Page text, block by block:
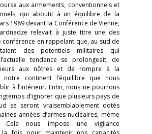
aux armements, conventionnels et
qui aboutit à un équilibre de la
1989 devant la Conférence de Vienne,
relevait à juste titre une des
conférence en rappelant que, au sud de
des potentiels militaires qui
tendance se prolongeait, de
aux nôtres et de rompre à la
continent l’équilibre que nous
à l’intérieur. Enfin, nous ne pourrons
d’ignorer que plusieurs pays de
se seront vraisemblablement dotés
années d’armes nucléaires, même
Cela nous impose une vigilance